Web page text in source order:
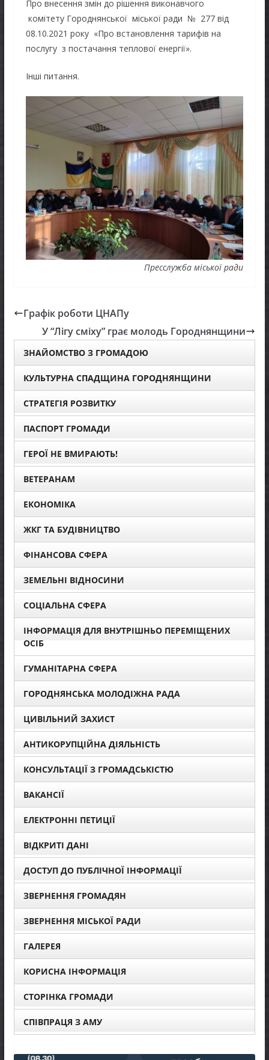
Про внесення змін до рішення виконавчого
комітету Городнянської міської ради № 277 від
08.10.2021 року «Про встановлення тарифів на
послугу з постачання теплової енергії».
Інші питання.
Пресслужба міської ради
Графік роботи ЦНАПу
У “Лігу сміху” грає молодь Городнянщини
ЗНАЙОМСТВО З ГРОМАДОЮ
КУЛЬТУРНА СПАДЩИНА ГОРОДНЯНЩИНИ
СТРАТЕГІЯ РОЗВИТКУ
ПАСПОРТ ГРОМАДИ
ГЕРОЇ НЕ ВМИРАЮТЬ!
ВЕТЕРАНАМ
ЕКОНОМІКА
ЖКГ ТА БУДІВНИЦТВО
ФІНАНСОВА СФЕРА
ЗЕМЕЛЬНІ ВІДНОСИНИ
СОЦІАЛЬНА СФЕРА
ІНФОРМАЦІЯ ДЛЯ ВНУТРІШНЬО ПЕРЕМІЩЕНИХ
ОСІБ
ГУМАНІТАРНА СФЕРА
ГОРОДНЯНСЬКА МОЛОДІЖНА РАДА
ЦИВІЛЬНИЙ ЗАХИСТ
АНТИКОРУПЦІЙНА ДІЯЛЬНІСТЬ
КОНСУЛЬТАЦІЇ З ГРОМАДСЬКІСТЮ
ВАКАНСІЇ
ЕЛЕКТРОННІ ПЕТИЦІЇ
ВІДКРИТІ ДАНІ
ДОСТУП ДО ПУБЛІЧНОЇ ІНФОРМАЦІЇ
ЗВЕРНЕННЯ ГРОМАДЯН
ЗВЕРНЕННЯ МІСЬКОЇ РАДИ
ГАЛЕРЕЯ
КОРИСНА ІНФОРМАЦІЯ
СТОРІНКА ГРОМАДИ
СПІВПРАЦЯ З АМУ